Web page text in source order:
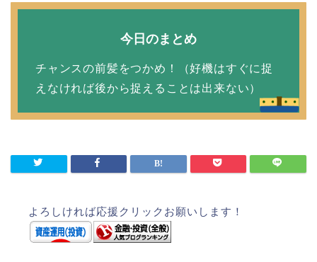
今日のまとめ
チャンスの前髪をつかめ！（好機はすぐに捉
えなければ後から捉えることは出来ない）
よろしければ応援クリックお願いします！